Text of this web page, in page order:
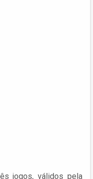
jogos, válidos pela